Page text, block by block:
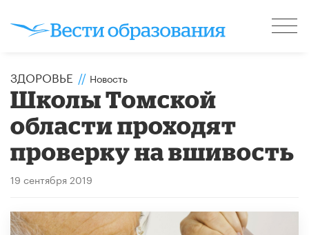
ЗДОРОВЬЕ // Новость
Школы Томской
области проходят
проверку на вшивость
19 сентября 2019